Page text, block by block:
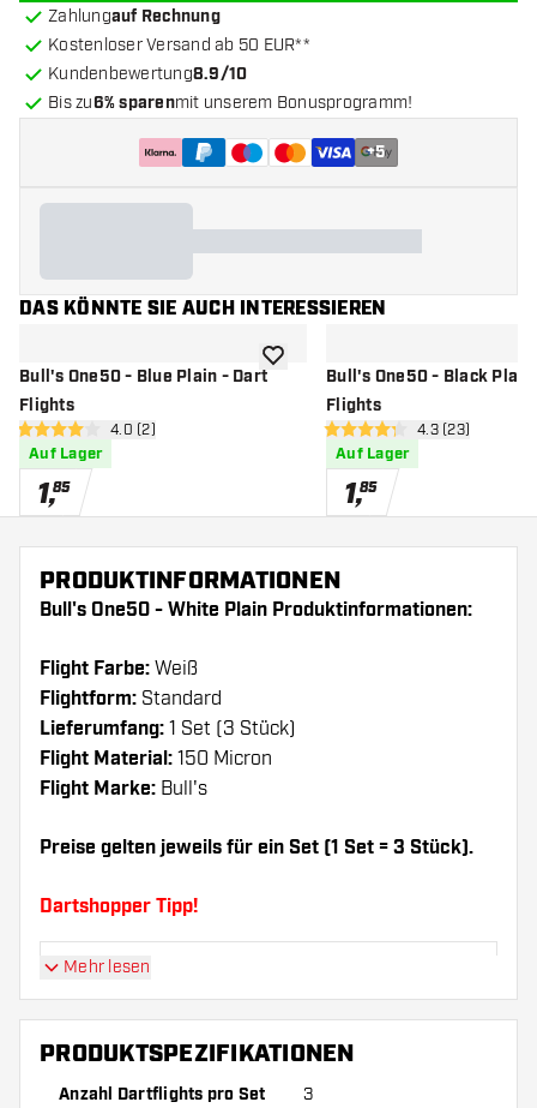
Zahlungauf Rechnung
Kostenloser Versand ab 50 EUR**
Kundenbewertung8.9/10
Bis zu6% sparenmit unserem Bonusprogramm!
+5
DAS KÖNNTE SIE AUCH INTERESSIEREN
Bull's One50 - Blue Plain - Dart
Flights
Bewertungsbereich öffnen
4 Bewertungssterne
4.0 (2)
Auf Lager
1,85
Zur Wunschliste hinzufügen
Bull's One50 - Black
Flights
4.3 Bewertungssterne
4.3 (23)
Auf Lager
1,85
PRODUKTINFORMATIONEN
Bull's One50 - White Plain Produktinformationen:
Flight Farbe: Weiß
Flightform: Standard
Lieferumfang: 1 Set (3 Stück)
Flight Material: 150 Micron
Flight Marke: Bull's
Preise gelten jeweils für ein Set (1 Set = 3 Stück).
Dartshopper Tipp!
Sorgen Sie für genügend Ersatz Flights und
Shafts. Diese können sich durch Gebrauch
Probieren Sie eine andere Form, ein anderes
Mehr lesen
PRODUKTSPEZIFIKATIONEN
Anzahl Dartflights pro Set 3